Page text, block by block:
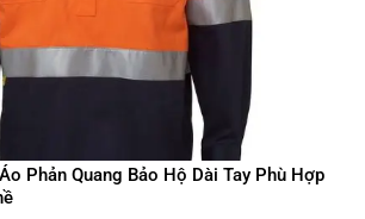
Phản Quang Bảo Hộ Dài Tay Phù Hợp